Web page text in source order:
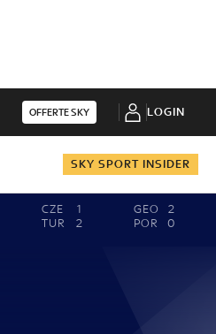
OFFERTE SKY LOGIN
SKY SPORT INSIDER
CZE
1
TUR
2
GEO
2
POR
0